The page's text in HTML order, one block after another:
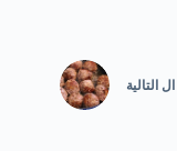
ال التالية